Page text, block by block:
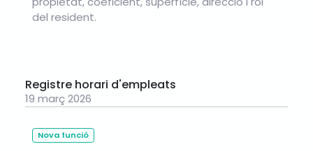
del resident.
Registre horari d'empleats
19 març 2026
Nova funció